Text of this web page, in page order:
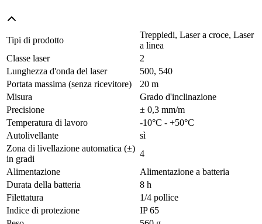
Tipi di prodotto
Treppiedi, Laser a croce, Laser
a linea
Classe laser
2
Lunghezza d'onda del laser
500, 540
Portata massima (senza ricevitore)
20 m
Misura
Grado d'inclinazione
Precisione
± 0,3 mm/m
Temperatura di lavoro
-10°C - +50°C
Autolivellante
sì
Zona di livellazione automatica (±)
in gradi
4
Alimentazione
Alimentazione a batteria
Durata della batteria
8 h
Filettatura
1/4 pollice
Indice di protezione
IP 65